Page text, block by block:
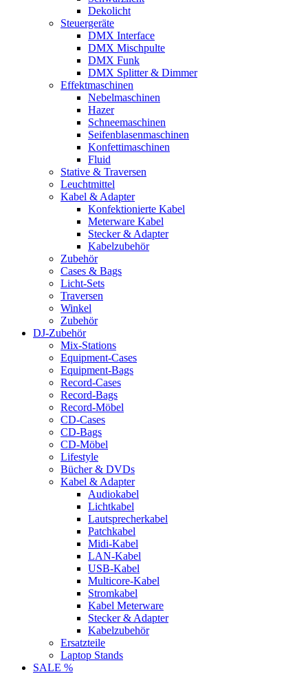
Dekolicht
Steuergeräte
DMX Interface
DMX Mischpulte
DMX Funk
DMX Splitter & Dimmer
Effektmaschinen
Nebelmaschinen
Hazer
Schneemaschinen
Seifenblasenmaschinen
Konfettimaschinen
Fluid
Stative & Traversen
Leuchtmittel
Kabel & Adapter
Konfektionierte Kabel
Meterware Kabel
Stecker & Adapter
Kabelzubehör
Zubehör
Cases & Bags
Licht-Sets
Traversen
Winkel
Zubehör
DJ-Zubehör
Mix-Stations
Equipment-Cases
Equipment-Bags
Record-Cases
Record-Bags
Record-Möbel
CD-Cases
CD-Bags
CD-Möbel
Lifestyle
Bücher & DVDs
Kabel & Adapter
Audiokabel
Lichtkabel
Lautsprecherkabel
Patchkabel
Midi-Kabel
LAN-Kabel
USB-Kabel
Multicore-Kabel
Stromkabel
Kabel Meterware
Stecker & Adapter
Kabelzubehör
Ersatzteile
Laptop Stands
SALE %